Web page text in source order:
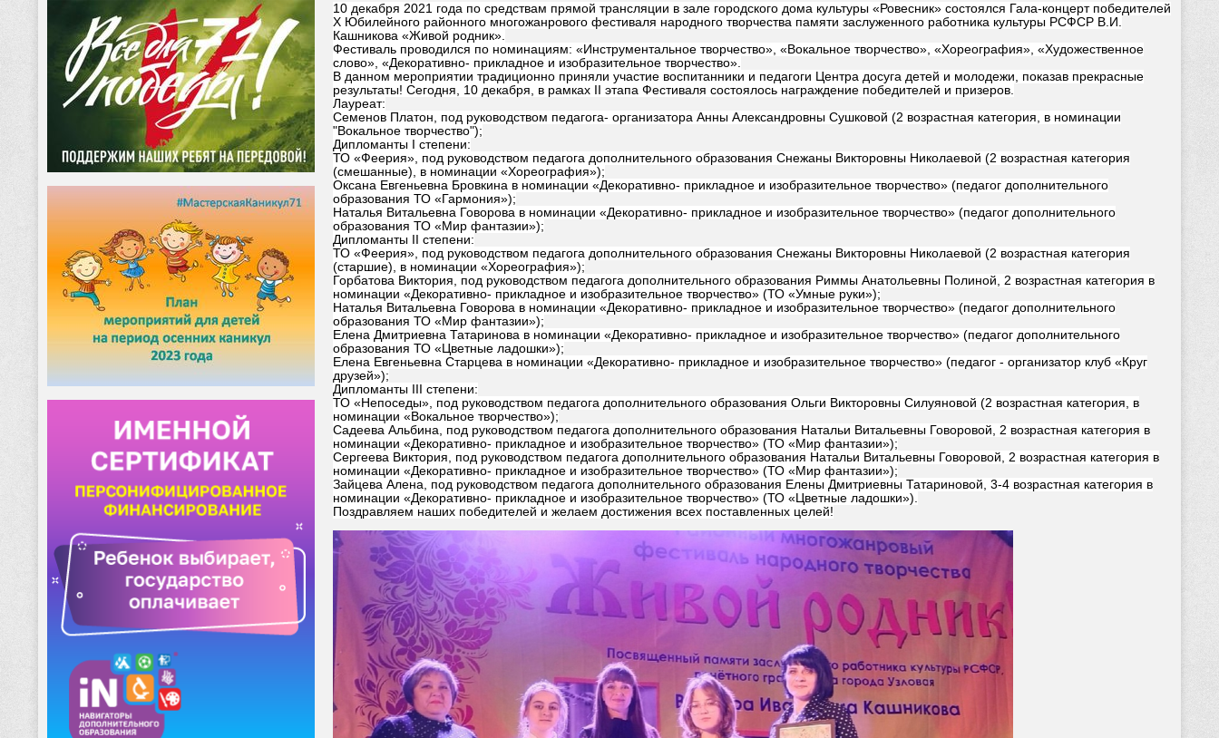
10 декабря 2021 года по средствам прямой трансляции в зале городского дома культуры «Ровесник» состоялся Гала-концерт победителей
X Юбилейного районного многожанрового фестиваля народного творчества памяти заслуженного работника культуры РСФСР В.И.
Кашникова «Живой родник».
Фестиваль проводился по номинациям: «Инструментальное творчество», «Вокальное творчество», «Хореография», «Художественное
слово», «Декоративно- прикладное и изобразительное творчество».
В данном мероприятии традиционно приняли участие воспитанники и педагоги Центра досуга детей и молодежи, показав прекрасные
результаты! Сегодня, 10 декабря, в рамках II этапа Фестиваля состоялось награждение победителей и призеров.
Лауреат:
Семенов Платон, под руководством педагога- организатора Анны Александровны Сушковой (2 возрастная категория, в номинации
"Вокальное творчество");
Дипломанты I степени:
ТО «Феерия», под руководством педагога дополнительного образования Снежаны Викторовны Николаевой (2 возрастная категория
(смешанные), в номинации «Хореография»);
Оксана Евгеньевна Бровкина в номинации «Декоративно- прикладное и изобразительное творчество» (педагог дополнительного
образования ТО «Гармония»);
Наталья Витальевна Говорова в номинации «Декоративно- прикладное и изобразительное творчество» (педагог дополнительного
образования ТО «Мир фантазии»);
Дипломанты II степени:
ТО «Феерия», под руководством педагога дополнительного образования Снежаны Викторовны Николаевой (2 возрастная категория
(старшие), в номинации «Хореография»);
Горбатова Виктория, под руководством педагога дополнительного образования Риммы Анатольевны Полиной, 2 возрастная категория в
номинации «Декоративно- прикладное и изобразительное творчество» (ТО «Умные руки»);
Наталья Витальевна Говорова в номинации «Декоративно- прикладное и изобразительное творчество» (педагог дополнительного
образования ТО «Мир фантазии»);
Елена Дмитриевна Татаринова в номинации «Декоративно- прикладное и изобразительное творчество» (педагог дополнительного
образования ТО «Цветные ладошки»);
Елена Евгеньевна Старцева в номинации «Декоративно- прикладное и изобразительное творчество» (педагог - организатор клуб «Круг
друзей»);
Дипломанты III степени:
ТО «Непоседы», под руководством педагога дополнительного образования Ольги Викторовны Силуяновой (2 возрастная категория, в
номинации «Вокальное творчество»);
Садеева Альбина, под руководством педагога дополнительного образования Натальи Витальевны Говоровой, 2 возрастная категория в
номинации «Декоративно- прикладное и изобразительное творчество» (ТО «Мир фантазии»);
Сергеева Виктория, под руководством педагога дополнительного образования Натальи Витальевны Говоровой, 2 возрастная категория в
номинации «Декоративно- прикладное и изобразительное творчество» (ТО «Мир фантазии»);
Зайцева Алена, под руководством педагога дополнительного образования Елены Дмитриевны Татариновой, 3-4 возрастная категория в
номинации «Декоративно- прикладное и изобразительное творчество» (ТО «Цветные ладошки»).
Поздравляем наших победителей и желаем достижения всех поставленных целей!